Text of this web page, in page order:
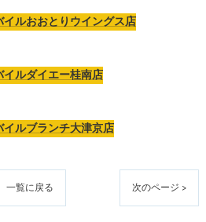
ルおおとりウイングス店
ルダイエー桂南店
ルブランチ大津京店
一覧に戻る 次のページ >